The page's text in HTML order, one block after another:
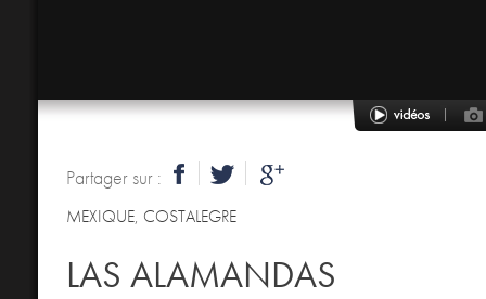
Partager sur :
MEXIQUE, COSTALEGRE
LAS ALAMANDAS